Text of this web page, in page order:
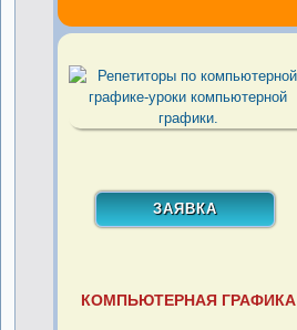
КОМПЬЮТЕРНАЯ ГРАФИКА